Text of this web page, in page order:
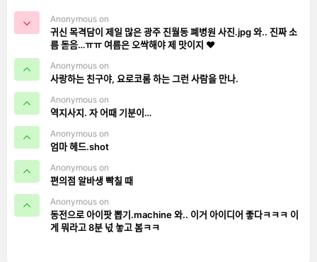
Anonymous on
귀신 목격담이 제일 많은 광주 진월동 폐병원 사진.jpg 와.. 진짜 소
름 돋음…ㅠㅠ 여름은 오싹해야 제 맛이지 ❤️
Anonymous on
사랑하는 친구야, 요로코롬 하는 그런 사람을 만나.
Anonymous on
역지사지. 자 어때 기분이…
Anonymous on
엄마 헤드.shot
Anonymous on
편의점 알바생 빡칠 때
Anonymous on
동전으로 아이팟 뽑기.machine 와.. 이거 아이디어 좋다ㅋㅋㅋ 이
게 뭐라고 8분 넋 놓고 봄ㅋㅋ